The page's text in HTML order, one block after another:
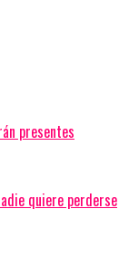
presentes
quiere perderse